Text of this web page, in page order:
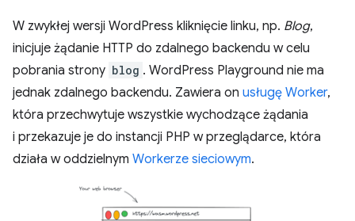
W zwykłej wersji WordPress kliknięcie linku, np. Blog,
inicjuje żądanie HTTP do zdalnego backendu w celu
pobrania strony blog . WordPress Playground nie ma
jednak zdalnego backendu. Zawiera on usługę Worker,
która przechwytuje wszystkie wychodzące żądania
i przekazuje je do instancji PHP w przeglądarce, która
działa w oddzielnym Workerze sieciowym.